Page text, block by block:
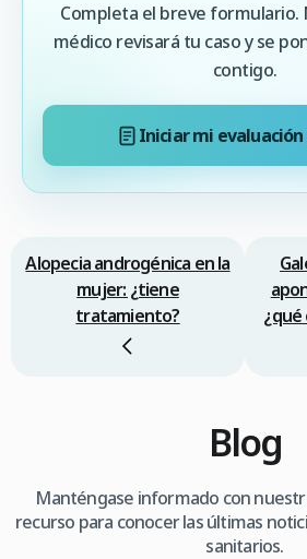
Completa el breve
médico revisará tu caso y se
contigo.
Iniciar mi
Alopecia androgénica en la
mujer: ¿tiene
tratamiento?
¿qué
Blog
Manténgase informado con
recurso para conocer las últimas
sanitarios.